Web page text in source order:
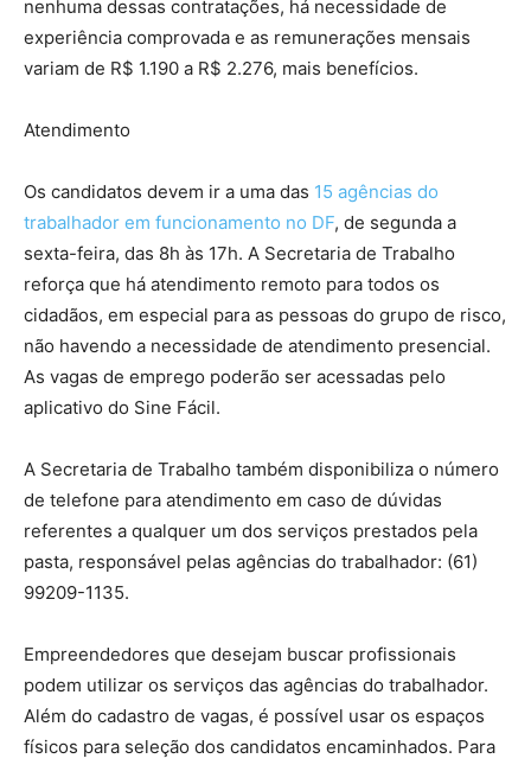
nenhuma dessas contratações, há necessidade de
experiência comprovada e as remunerações mensais
variam de R$ 1.190 a R$ 2.276, mais benefícios.
Atendimento
Os candidatos devem ir a uma das 15 agências do
trabalhador em funcionamento no DF, de segunda a
sexta-feira, das 8h às 17h. A Secretaria de Trabalho
reforça que há atendimento remoto para todos os
cidadãos, em especial para as pessoas do grupo de risco,
não havendo a necessidade de atendimento presencial.
As vagas de emprego poderão ser acessadas pelo
aplicativo do Sine Fácil.
A Secretaria de Trabalho também disponibiliza o número
de telefone para atendimento em caso de dúvidas
referentes a qualquer um dos serviços prestados pela
pasta, responsável pelas agências do trabalhador: (61)
99209-1135.
Empreendedores que desejam buscar profissionais
podem utilizar os serviços das agências do trabalhador.
Além do cadastro de vagas, é possível usar os espaços
físicos para seleção dos candidatos encaminhados. Para